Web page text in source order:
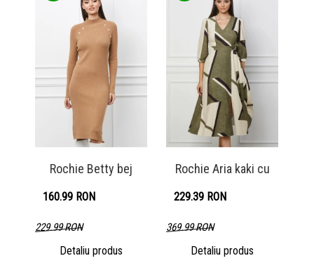
Rochie Betty bej
160.99 RON
229.99 RON
Detaliu produs
Rochie Aria kaki cu
229.39 RON
369.99 RON
Detaliu produs